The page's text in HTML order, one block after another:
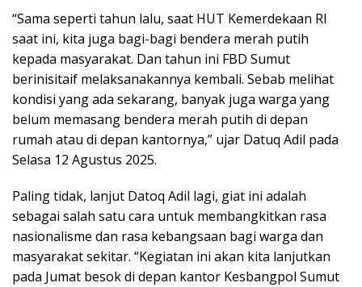
“Sama seperti tahun lalu, saat HUT Kemerdekaan RI
saat ini, kita juga bagi-bagi bendera merah putih
kepada masyarakat. Dan tahun ini FBD Sumut
berinisitaif melaksanakannya kembali. Sebab melihat
kondisi yang ada sekarang, banyak juga warga yang
belum memasang bendera merah putih di depan
rumah atau di depan kantornya,” ujar Datuq Adil pada
Selasa 12 Agustus 2025.
Paling tidak, lanjut Datoq Adil lagi, giat ini adalah
sebagai salah satu cara untuk membangkitkan rasa
nasionalisme dan rasa kebangsaan bagi warga dan
masyarakat sekitar. “Kegiatan ini akan kita lanjutkan
pada Jumat besok di depan kantor Kesbangpol Sumut